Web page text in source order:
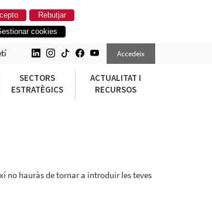
Rebutjar
cookies
Accedeix
SECTORS
ESTRATÈGICS
ACTUALITAT I
RECURSOS
no hauràs de tornar a introduir les teves